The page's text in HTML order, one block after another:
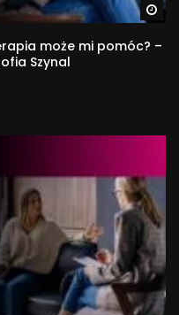
może mi pomóc? –
Szynal